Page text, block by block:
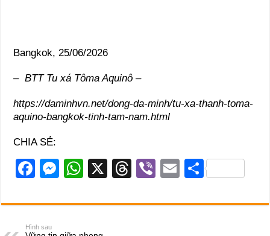
Bangkok, 25/06/2026
– BTT Tu xá Tôma Aquinô –
https://daminhvn.net/dong-da-minh/tu-xa-thanh-toma-
aquino-bangkok-tinh-tam-nam.html
CHIA SẺ:
F
c
e
M
ss
W
at
X
T
e
Vi
er
E
ail
S
ar
Hình sau